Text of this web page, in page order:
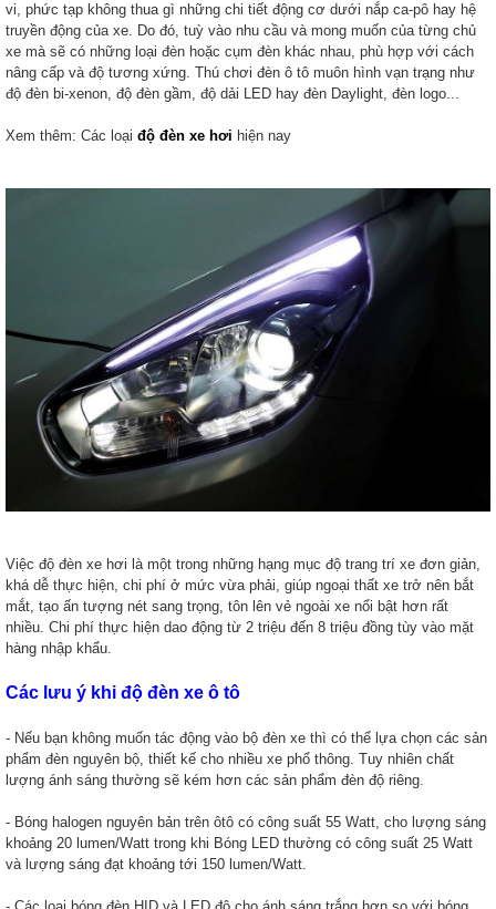
vi, phức tạp không thua gì những chi tiết động cơ dưới nắp ca-pô hay hệ
truyền động của xe. Do đó, tuỳ vào nhu cầu và mong muốn của từng chủ
xe mà sẽ có những loại đèn hoặc cụm đèn khác nhau, phù hợp với cách
nâng cấp và độ tương xứng. Thú chơi đèn ô tô muôn hình vạn trạng như
độ đèn bi-xenon, độ đèn gầm, độ dải LED hay đèn Daylight, đèn logo...
Xem thêm: Các loại độ đèn xe hơi hiện nay
Việc độ đèn xe hơi là một trong những hạng mục độ trang trí xe đơn giản,
khá dễ thực hiện, chi phí ở mức vừa phải, giúp ngoại thất xe trở nên bắt
mắt, tạo ấn tượng nét sang trọng, tôn lên vẻ ngoài xe nổi bật hơn rất
nhiều. Chi phí thực hiện dao động từ 2 triệu đến 8 triệu đồng tùy vào mặt
hàng nhập khẩu.
Các lưu ý khi độ đèn xe ô tô
- Nếu bạn không muốn tác động vào bộ đèn xe thì có thể lựa chọn các sản
phẩm đèn nguyên bộ, thiết kế cho nhiều xe phổ thông. Tuy nhiên chất
lượng ánh sáng thường sẽ kém hơn các sản phẩm đèn độ riêng.
- Bóng halogen nguyên bản trên ôtô có công suất 55 Watt, cho lượng sáng
khoảng 20 lumen/Watt trong khi Bóng LED thường có công suất 25 Watt
và lượng sáng đạt khoảng tới 150 lumen/Watt.